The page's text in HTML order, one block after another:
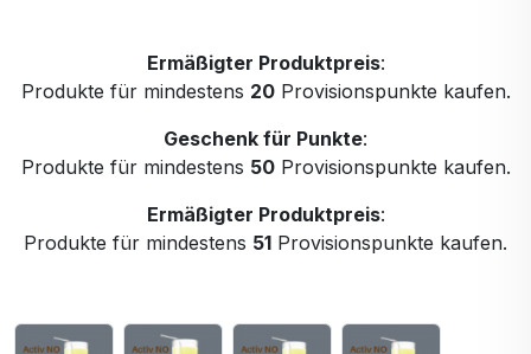
Ermäßigter Produktpreis:
Produkte für mindestens 20Provisionspunkte kaufen.
Geschenk für Punkte:
Produkte für mindestens 50Provisionspunkte kaufen.
Ermäßigter Produktpreis:
Produkte für mindestens 51 Provisionspunkte kaufen.